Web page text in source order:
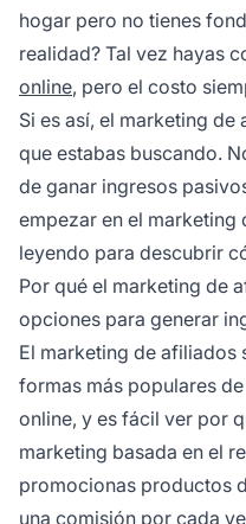
hogar pero no tienes
realidad? Tal vez hayas
online, pero el costo
Si es así, el marketing
que estabas buscando.
de ganar ingresos
empezar en el marketing
leyendo para descubrir
Por qué el marketing de
opciones para generar
El marketing de afiliados
formas más populares de
online, y es fácil ver por
marketing basada en el
promocionas productos
una comisión por cada